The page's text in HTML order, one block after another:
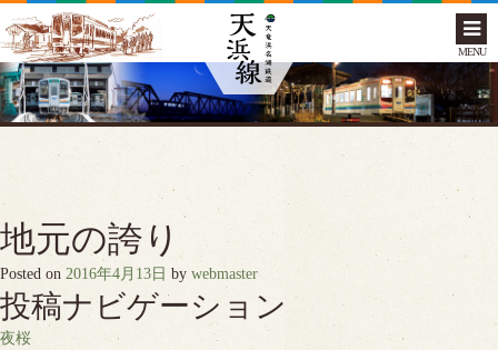
MENU
地元の誇り
Posted on 2016年4月13日 by webmaster
投稿ナビゲーション
夜桜